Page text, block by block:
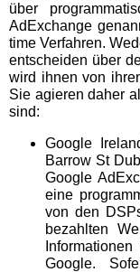
Efteling
Toverland
Dänemark
Legoland Billund
Events
über
AdExchange
time Verfahren.
entscheiden über
wird ihnen von
Sie agieren daher
sind:
Google
Barrow St
Google
eine
von den
bezahlten
Google.